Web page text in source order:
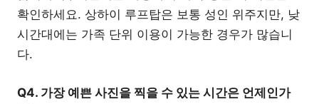
확인하세요. 상하이 루프탑은 보통 성인 위주지만, 낮
시간대에는 가족 단위 이용이 가능한 경우가 많습니
다.
Q4. 가장 예쁜 사진을 찍을 수 있는 시간은 언제인가